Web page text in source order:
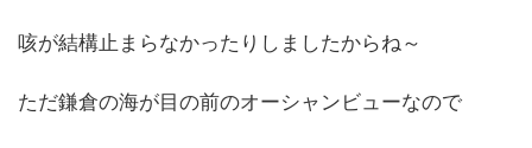
咳が結構止まらなかったりしましたからね～
ただ鎌倉の海が目の前のオーシャンビューなので